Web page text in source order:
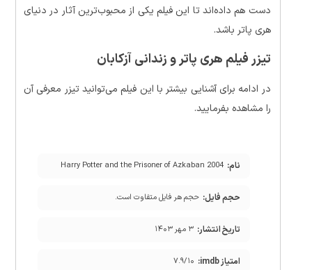
دست هم داده‌اند تا این فیلم یکی از محبوب‌ترین آثار در دنیای
هری پاتر باشد.
تیزر فیلم هری پاتر و زندانی آزکابان
در ادامه برای آشنایی بیشتر با این فیلم می‌توانید تیزر معرفی آن
را مشاهده بفرمایید.
نام: Harry Potter and the Prisoner of Azkaban 2004
حجم فایل: حجم هر فایل متفاوت است.
تاریخ انتشار: ۳ مهر ۱۴۰۳
امتیاز imdb: ۷.۹/۱۰